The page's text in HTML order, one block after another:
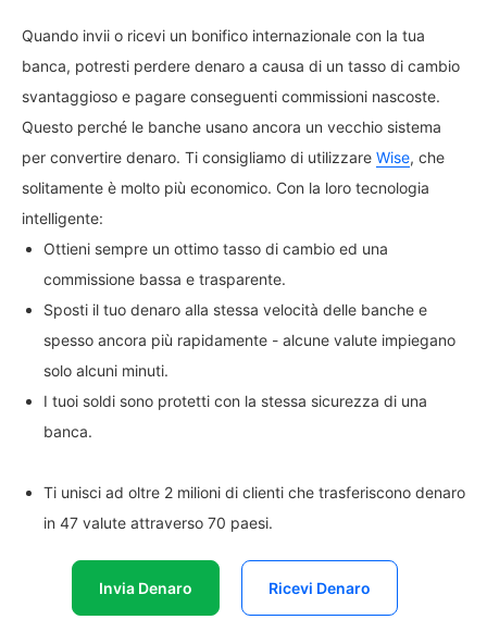
Quando invii o ricevi un bonifico internazionale con la tua
banca, potresti perdere denaro a causa di un tasso di cambio
svantaggioso e pagare conseguenti commissioni nascoste.
Questo perché le banche usano ancora un vecchio sistema
per convertire denaro. Ti consigliamo di utilizzare Wise, che
solitamente è molto più economico. Con la loro tecnologia
intelligente:
Ottieni sempre un ottimo tasso di cambio ed una
commissione bassa e trasparente.
Sposti il tuo denaro alla stessa velocità delle banche e
spesso ancora più rapidamente - alcune valute impiegano
solo alcuni minuti.
I tuoi soldi sono protetti con la stessa sicurezza di una
banca.
Ti unisci ad oltre 2 milioni di clienti che trasferiscono denaro
in 47 valute attraverso 70 paesi.
Invia Denaro Ricevi Denaro